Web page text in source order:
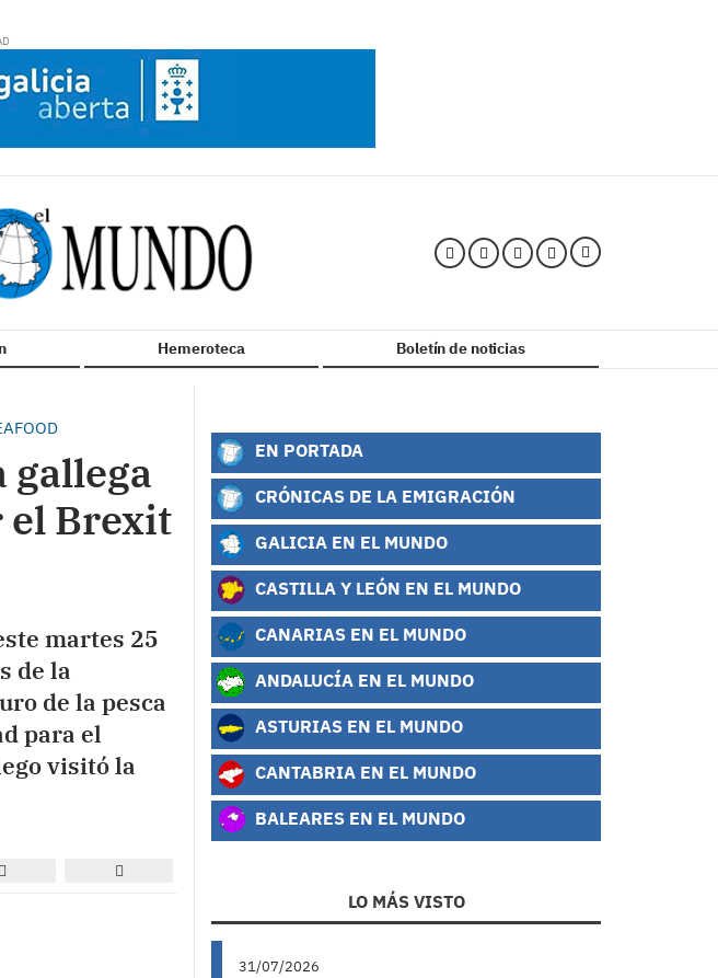
Hemeroteca Boletín de noticias
gallega
el Brexit
martes 25
de la
de la pesca
para el
visitó la
EN PORTADA
CRÓNICAS DE LA EMIGRACIÓN
GALICIA EN EL MUNDO
CASTILLA Y LEÓN EN EL MUNDO
CANARIAS EN EL MUNDO
ANDALUCÍA EN EL MUNDO
ASTURIAS EN EL MUNDO
CANTABRIA EN EL MUNDO
BALEARES EN EL MUNDO
LO MÁS VISTO
31/07/2026